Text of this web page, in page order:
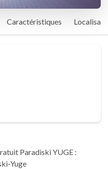
Caractéristiques
Paradiski YUGE :
Yuge